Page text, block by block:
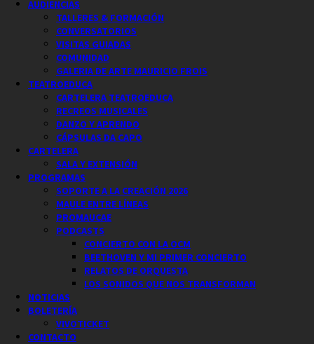
AUDIENCIAS
TALLERES & FORMACIÓN
CONVERSATORIOS
VISITAS GUIADAS
COMUNIDAD
GALERIA DE ARTE MAURICIO FROIS
TEATROEDUCA
CARTELERA TEATROEDUCA
RECREOS MUSICALES
DANZO Y APRENDO
CÁPSULAS DA CAPO
CARTELERA
SALA Y EXTENSIÓN
PROGRAMAS
SOPORTE A LA CREACIÓN 2026
MAULE ENTRE LÍNEAS
PROMAUCAE
PODCASTS
CONCIERTO CON LA OCM
BEETHOVEN Y MI PRIMER CONCIERTO
RELATOS DE ORQUESTA
LOS SONIDOS QUE NOS TRANSFORMAN
NOTICIAS
BOLETERÍA
VIVOTICKET
CONTACTO